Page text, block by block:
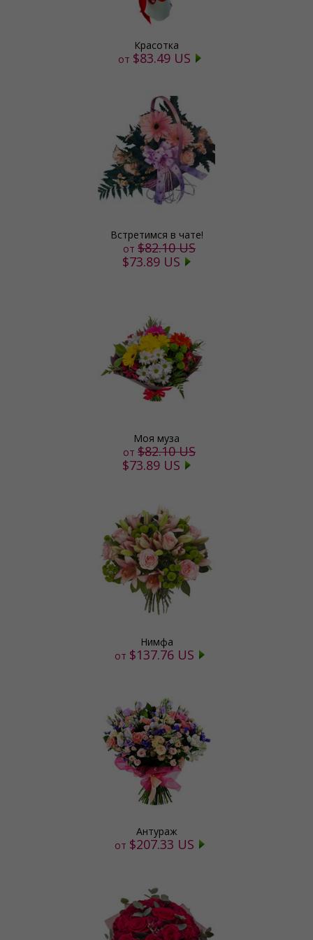
Красотка
от $83.49 US
Встретимся в чате!
от $82.10 US
$73.89 US
Моя муза
от $82.10 US
$73.89 US
Нимфа
от $137.76 US
Антураж
от $207.33 US